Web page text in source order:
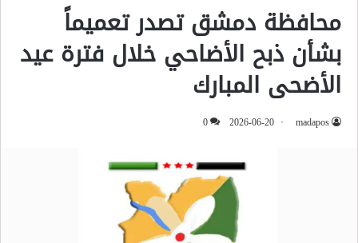
محافظة دمشق تصدر تعميماً
بشأن ذبح الأضاحي خلال فترة عيد
الأضحى المبارك
madapos
2026-06-20
0